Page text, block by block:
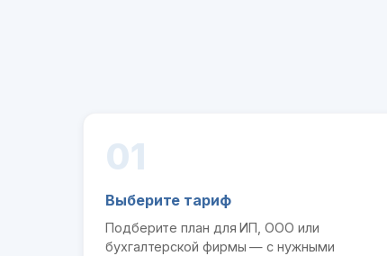
01
Выберите тариф
Подберите план для ИП, ООО или
бухгалтерской фирмы — с нужными